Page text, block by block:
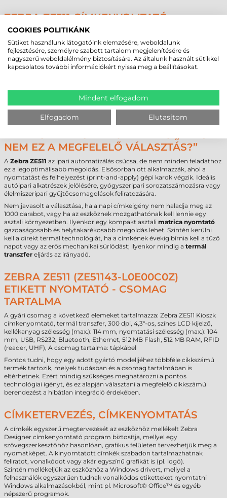
ZEBRA ZE511 CÍMKENYOMTATÓ -
MŰSZAKI PARAMÉTEREK
Márka
Zebra
Modell
ZE511
Technológia
termál transzfer
, RS232
24 hónap
Garancia (nyomtatófej)
6 hónap
NEM EZ A MEGFELELŐ VÁLASZTÁS?”
A Zebra ZE511 az ipari automatizálás csúcsa, de nem minden feladathoz
ez a legoptimálisabb megoldás. Elsősorban ott alkalmazzák, ahol a
nyomtatást és felhelyezést (print-and-apply) gépi karok végzik. Ideális
autóipari alkatrészek jelölésére, gyógyszeripari sorozatszámozásra vagy
élelmiszeripari gyűjtőcsomagolások feliratozására.
Nem javasolt a választása, ha a napi címkeigény nem haladja meg az
1000 darabot, vagy ha az eszköznek mozgathatónak kell lennie egy
asztali környezetben. Ilyenkor egy kompakt asztali matrica nyomtató
gazdaságosabb és helytakarékosabb megoldás lehet. Szintén kerülni
kell a direkt termál technológiát, ha a címkének évekig bírnia kell a tűző
napot vagy az erős mechanikai súrlódást; ilyenkor mindig a termál
transzfer eljárás az irányadó.
ZEBRA ZE511 (ZE51143-L0E00C0Z)
ETIKETT NYOMTATÓ - CSOMAG
TARTALMA
A gyári csomag a következő elemeket tartalmazza: Zebra ZE511 Kioszk
címkenyomtató, termál transzfer, 300 dpi, 4,3"-os, színes LCD kijelző,
kellékanyag szélesség (max.): 114 mm, nyomtatási szélesség (max.): 104
mm, USB, RS232, Bluetooth, Ethernet, 512 MB Flash, 512 MB RAM, RFID
(reader, UHF), A csomag tartalma: tápkábel
Fontos tudni, hogy egy adott gyártó modelljéhez többféle cikkszámú
termék tartozik, melyek tudásban és a csomag tartalmában is
eltérhetnek. Ezért mindig szükséges meghatározni a pontos
technológiai igényt, és ez alapján választani a megfelelő cikkszámú
berendezést a hibátlan integráció érdekében.
CÍMKETERVEZÉS, CÍMKENYOMTATÁS
A címkék egyszerű megtervezését az eszközhöz mellékelt Zebra
Designer címkenyomtató program biztosítja, mellyel egy
szövegszerkesztőhöz hasonlóan, grafikus felületen tervezhetjük meg a
nyomatképet. A kinyomtatott címkék szabadon tartalmazhatnak
feliratot, vonalkódot vagy akár egyszínű grafikát is (pl. logó).
Szintén mellékeljük az eszközhöz a Windows drivert, mellyel a
felhasználók egyszerűen tudnak vonalkódos etiketteket nyomtatni
Windows alkalmazásokból, mint pl. Microsoft® Office™ és egyéb
népszerű programok.
COOKIES POLITIKÁNK
Sütiket használunk látogatóink elemzésére, weboldalunk
fejlesztésére, személyre szabott tartalom megjelenítésére és
nagyszerű weboldalélmény biztosítására. Az általunk használt sütikkel
kapcsolatos további információkért nyissa meg a beállításokat.
Mindent elfogadom
Elfogadom Elutasítom